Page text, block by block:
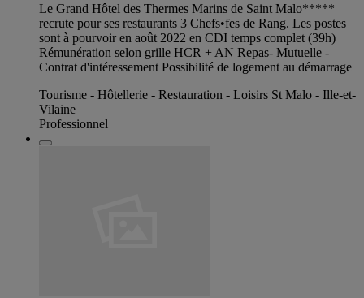
Le Grand Hôtel des Thermes Marins de Saint Malo*****
recrute pour ses restaurants 3 Chefs•fes de Rang. Les postes
sont à pourvoir en août 2022 en CDI temps complet (39h)
Rémunération selon grille HCR + AN Repas- Mutuelle -
Contrat d'intéressement Possibilité de logement au démarrage
Tourisme - Hôtellerie - Restauration - Loisirs St Malo - Ille-et-
Vilaine
Professionnel